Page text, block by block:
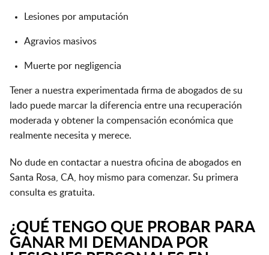
Lesiones por amputación
Agravios masivos
Muerte por negligencia
Tener a nuestra experimentada firma de abogados de su
lado puede marcar la diferencia entre una recuperación
moderada y obtener la compensación económica que
realmente necesita y merece.
No dude en contactar a nuestra oficina de abogados en
Santa Rosa, CA, hoy mismo para comenzar. Su primera
consulta es gratuita.
¿QUÉ TENGO QUE PROBAR PARA
GANAR MI DEMANDA POR